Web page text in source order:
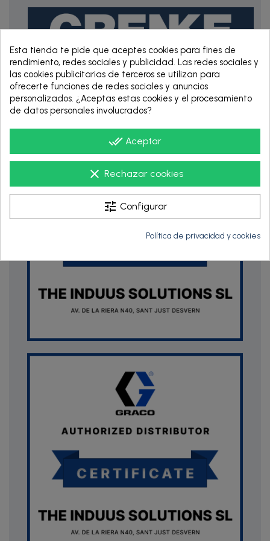
RENTING DE 12
HASTA 60 MESES
Esta tienda te pide que aceptes cookies para fines de
rendimiento, redes sociales y publicidad. Las redes sociales y
las cookies publicitarias de terceros se utilizan para
ofrecerte funciones de redes sociales y anuncios
personalizados. ¿Aceptas estas cookies y el procesamiento
de datos personales involucrados?
done_all Aceptar
clear Rechazar cookies
tune Configurar
Política de privacidad y cookies